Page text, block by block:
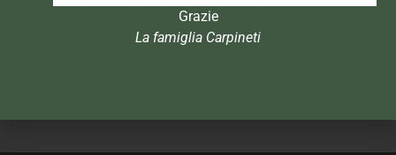
Grazie
La famiglia Carpineti